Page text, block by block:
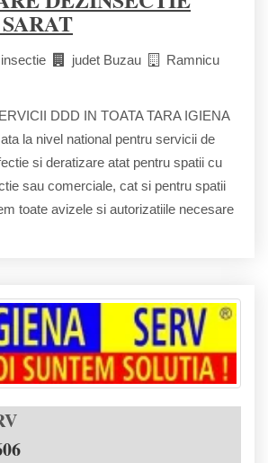
judet Buzau
Ramnicu
DDD IN TOATA TARA IGIENA
la nivel national pentru servicii de
si deratizare atat pentru spatii cu
sau comerciale, cat si pentru spatii
toate avizele si autorizatiile necesare